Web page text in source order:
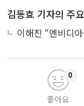
김동효 기자의 주
이해진 “엔비디
좋아요
0